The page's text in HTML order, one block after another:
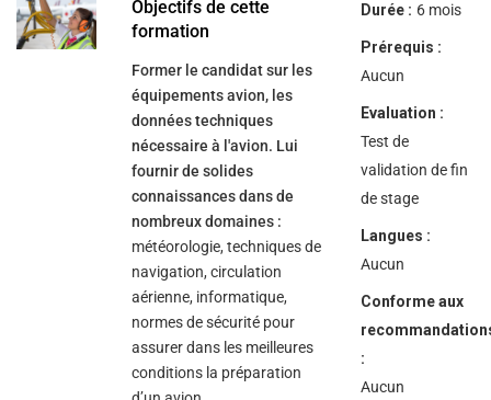
help
you
navigate
Objectifs de cette
formation
Former le candidat sur les
équipements avion, les
données techniques
nécessaire à l'avion. Lui
fournir de solides
connaissances dans de
nombreux domaines :
météorologie, techniques de
navigation, circulation
aérienne, informatique,
normes de sécurité pour
assurer dans les meilleures
conditions la préparation
Durée : 6 mois
Prérequis :
Aucun
Evaluation :
Test de
validation de fin
de stage
Langues :
Aucun
Conforme aux
:
Aucun